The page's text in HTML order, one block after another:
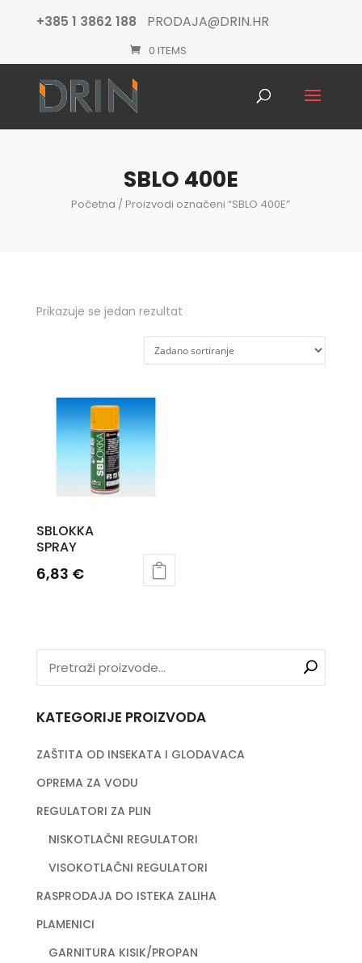
+385 1 3862 188 PRODAJA@DRIN.HR
0 ITEMS
SBLO 400E
Početna / Proizvodi označeni “SBLO 400E”
Prikazuje se jedan rezultat
SBLOKKA
SPRAY
6,83 €
KATEGORIJE PROIZVODA
ZAŠTITA OD INSEKATA I GLODAVACA
OPREMA ZA VODU
REGULATORI ZA PLIN
NISKOTLAČNI REGULATORI
VISOKOTLAČNI REGULATORI
RASPRODAJA DO ISTEKA ZALIHA
PLAMENICI
GARNITURA KISIK/PROPAN